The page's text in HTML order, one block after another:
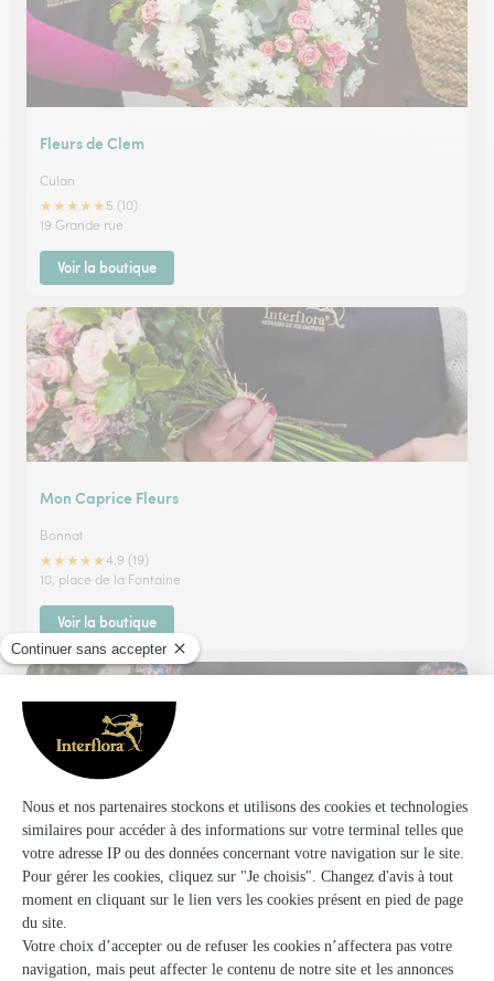
Fleurs de Clem
Culan
★★★★★ 5 (10)
19 Grande rue
Voir la boutique
Mon Caprice Fleurs
Bonnat
★★★★★4.9 (19)
10, place de la Fontaine
Voir la boutique
Au Castel Fleuri
Chateaumeillant
★★
Voir la boutique